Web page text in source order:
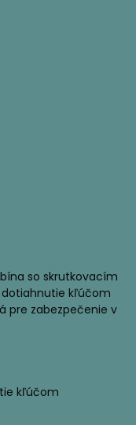
so skrutkovacím
kľúčom
pre zabezpečenie v
kľúčom